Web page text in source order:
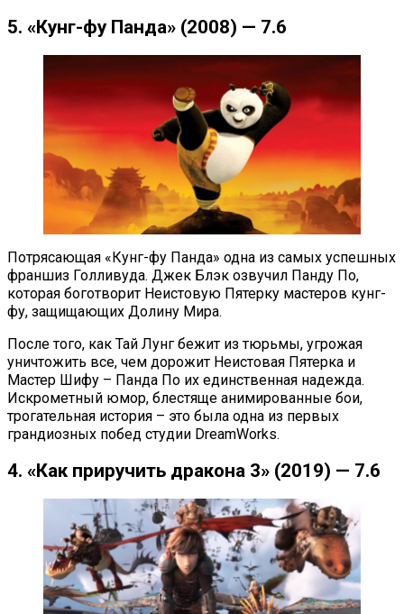
5. «Кунг-фу Панда» (2008) — 7.6
Потрясающая «Кунг-фу Панда» одна из самых успешных
франшиз Голливуда. Джек Блэк озвучил Панду По,
которая боготворит Неистовую Пятерку мастеров кунг-
фу, защищающих Долину Мира.
После того, как Тай Лунг бежит из тюрьмы, угрожая
уничтожить все, чем дорожит Неистовая Пятерка и
Мастер Шифу – Панда По их единственная надежда.
Искрометный юмор, блестяще анимированные бои,
трогательная история – это была одна из первых
грандиозных побед студии DreamWorks.
4. «Как приручить дракона 3» (2019) — 7.6